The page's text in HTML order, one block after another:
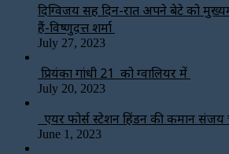
दिग्विजय सिंह दिन-रात अपने बेटे को
हैं-विष्णुदत्त शर्मा
July 27, 2023
प्रियंका गांधी 21 को ग्वालियर में
July 20, 2023
एयर फोर्स स्टेशन हिंडन की कमान संजय
June 1, 2023